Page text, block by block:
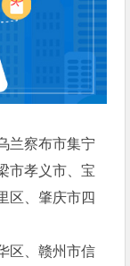
兰察布市集宁
市孝义市、宝
区、肇庆市四
区、赣州市信